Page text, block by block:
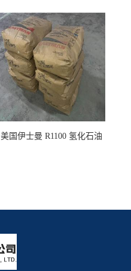
剂雾面滑剂防粘剂 TPU抗黄
变剂 抗黄变耐黄剂
美国伊士曼 R1100 氢化石油